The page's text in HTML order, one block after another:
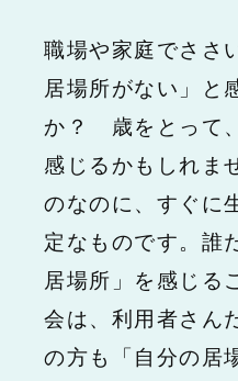
職場や家庭でささ
居場所がない」と
か？ 歳をとって
感じるかもしれま
のなのに、すぐに
定なものです。誰
居場所」を感じる
会は、利用者さん
の方も「自分の居